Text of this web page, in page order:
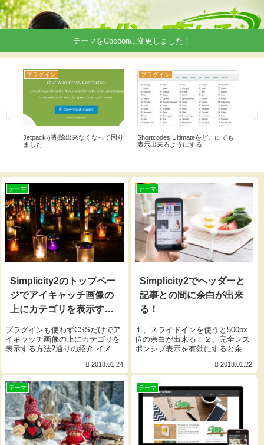
テーマをCocoonに変更しました！
プラグイン
Jetpackが削除出来なくなって困り
ました
プラグイン
Shortcodes Ultimateをどこにでも
表示出来るようにする
テーマ
Simplicity2のトップペー
ジでアイキャッチ画像の
上にカテゴリを表示する
プラグインも使わずCSSだけでア
イキャッチ画像の上にカテゴリを
表示する方法2通りの紹介 イメー
が今回紹介するものはカテゴリ別
に色は変えれません！ 説明はザ
ックリいきます 1つ目のやり方は
style.cssに...
2018.01.24
テーマ
Simplicity2でヘッダーと
記事との間に余白が出来
る！
１、スライドインを使うと500px
位の余白が出来る！２、完全レス
ポンシブ表示を有効にすると余白
なくなる！このような現象を起こ
すのは グローバルメニューをスク
ロール固定する【Simplicity2】 の
スクリプト...
2018.01.22
テーマ テーマ